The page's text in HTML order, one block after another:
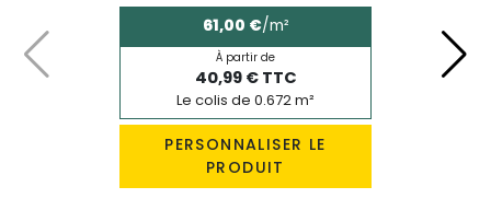
61,00 €/m²
À partir de
40,99 € TTC
Le colis de 0.672 m²
PERSONNALISER LE
PRODUIT
Précédent